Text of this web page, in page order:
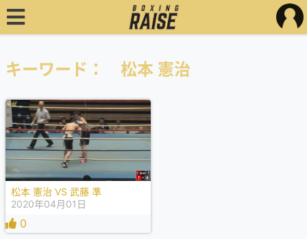
キーワード： 松本 憲治
松本 憲治 VS 武藤 準
2020年04月01日
0